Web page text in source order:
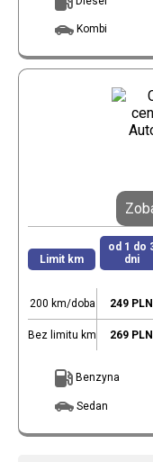
Kombi
Limit km
od 1 do
dni
200 km/doba 249 PLN
Bez limitu km 269 PLN
Benzyna
Sedan